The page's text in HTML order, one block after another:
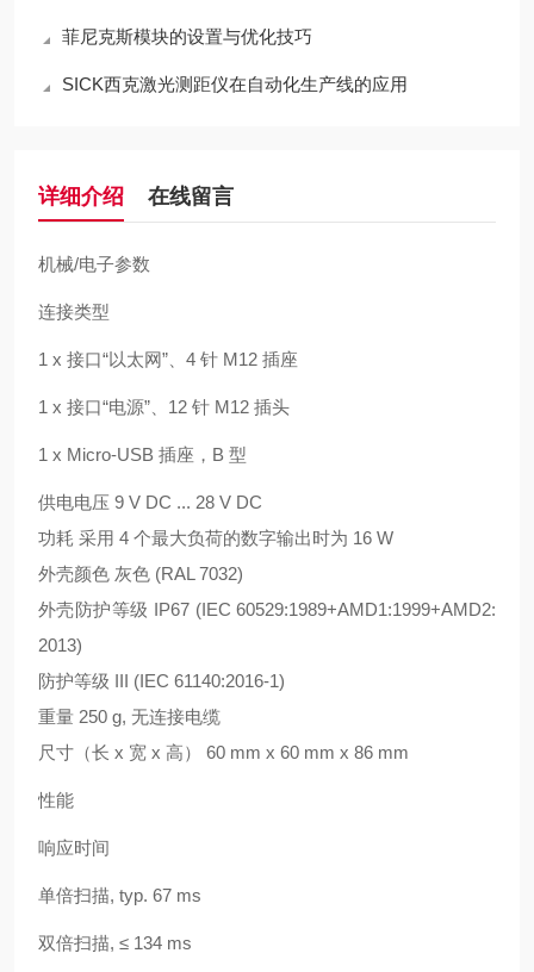
菲尼克斯模块的设置与优化技巧
SICK西克激光测距仪在自动化生产线的应用
详细介绍 在线留言
机械/电子参数
连接类型
1 x 接口“以太网”、4 针 M12 插座
1 x 接口“电源”、12 针 M12 插头
1 x Micro-USB 插座，B 型
供电电压 9 V DC ... 28 V DC
功耗 采用 4 个最大负荷的数字输出时为 16 W
外壳颜色 灰色 (RAL 7032)
外壳防护等级 IP67 (IEC 60529:1989+AMD1:1999+AMD2:
2013)
防护等级 III (IEC 61140:2016-1)
重量 250 g, 无连接电缆
尺寸（长 x 宽 x 高） 60 mm x 60 mm x 86 mm
性能
响应时间
单倍扫描, typ. 67 ms
双倍扫描, ≤ 134 ms